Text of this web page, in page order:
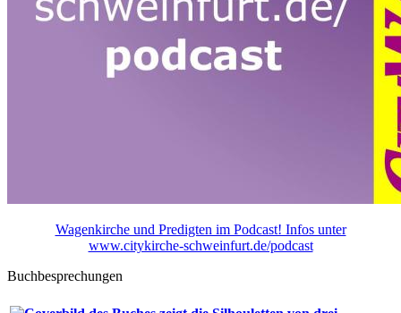
Wagenkirche und Predigten im Podcast! Infos unter
www.citykirche-schweinfurt.de/podcast
Buchbesprechungen